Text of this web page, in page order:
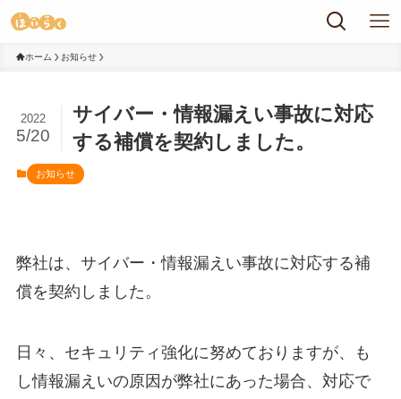
ホーム お知らせ
サイバー・情報漏えい事故に対応
する補償を契約しました。
2022
5/20
お知らせ
弊社は、サイバー・情報漏えい事故に対応する補
償を契約しました。
日々、セキュリティ強化に努めておりますが、も
し情報漏えいの原因が弊社にあった場合、対応で